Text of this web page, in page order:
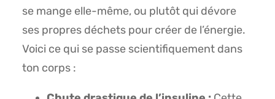
se mange elle-même, ou plutôt qui dévore
ses propres déchets pour créer de l’énergie.
Voici ce qui se passe scientifiquement dans
ton corps :